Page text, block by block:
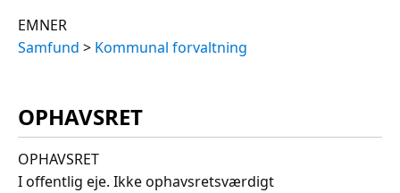
EMNER
Samfund > Kommunal forvaltning
OPHAVSRET
OPHAVSRET
I offentlig eje. Ikke ophavsretsværdigt